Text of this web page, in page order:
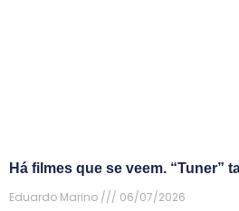
Há filmes que se veem. “Tuner”
Eduardo Marino
06/07/2026